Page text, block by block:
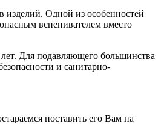
изделий. Одной из особенностей
вспенивателем вместо
Для подавляющего большинства
и санитарно-
поставить его Вам на